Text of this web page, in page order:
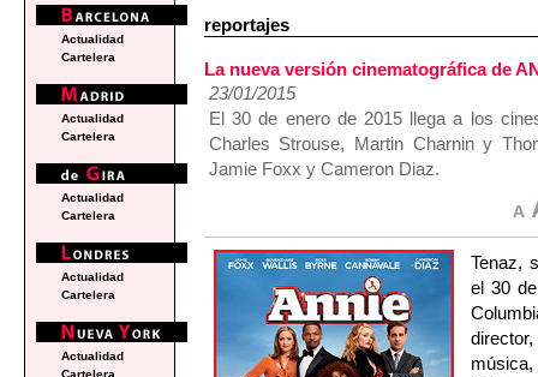
reportajes
La nueva versión cinematográfica de
23/01/2015
El 30 de enero de 2015 llega a los
Charles Strouse, Martin Charnin y
Jamie Foxx y Cameron Diaz.
Tenaz,
el 30
Actualidad
Cartelera
Actualidad
Cartelera
Actualidad
Cartelera
Actualidad
Cartelera
Actualidad